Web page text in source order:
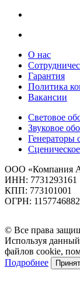
О нас
Гарантия
Политика
Вакансии
Световое
Звуковое
Генераторы
ООО «Компания
ИНН: 7731293161
КПП: 773101001
ОГРН:
© Все права
Используя
файлов cookie,
Подробнее